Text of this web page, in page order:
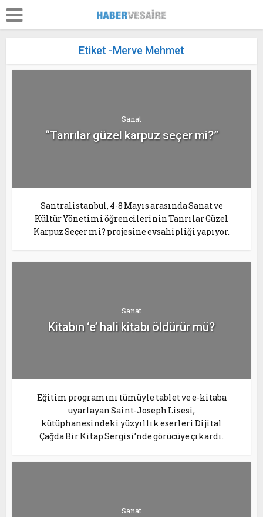
Etiket -Merve Mehmet
Sanat
“Tanrılar güzel karpuz seçer mi?”
Santralistanbul, 4-8 Mayıs arasında Sanat ve
Kültür Yönetimi öğrencilerinin Tanrılar Güzel
Karpuz Seçer mi? projesine evsahipliği yapıyor.
Sanat
Kitabın ‘e’ hali kitabı öldürür mü?
Eğitim programını tümüyle tablet ve e-kitaba
uyarlayan Saint-Joseph Lisesi,
kütüphanesindeki yüzyıllık eserleri Dijital
Çağda Bir Kitap Sergisi’nde görücüye çıkardı.
Sanat